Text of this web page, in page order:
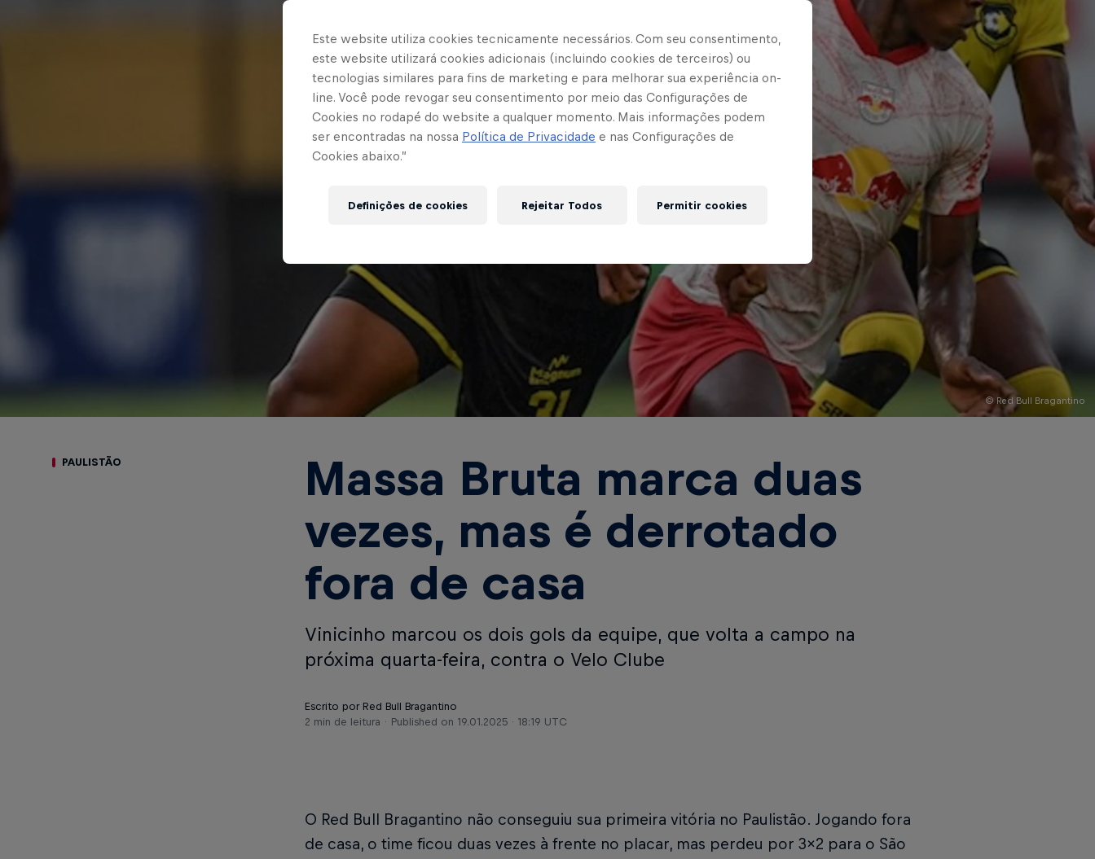
© Red Bull Bragantino
PAULISTÃO
Massa Bruta marca duas
vezes, mas é derrotado
fora de casa
Vinicinho marcou os dois gols da equipe, que volta a campo na
próxima quarta-feira, contra o Velo Clube
Escrito por Red Bull Bragantino
2 min de leitura
Published on 19.01.2025 · 18:19 UTC
O Red Bull Bragantino não conseguiu sua primeira vitória no Paulistão. Jogando fora
de casa, o time ficou duas vezes à frente no placar, mas perdeu por 3x2 para o São
Este website utiliza cookies tecnicamente necessários. Com seu consentimento,
este website utilizará cookies adicionais (incluindo cookies de terceiros) ou
tecnologias similares para fins de marketing e para melhorar sua experiência on-
line. Você pode revogar seu consentimento por meio das Configurações de
Cookies no rodapé do website a qualquer momento. Mais informações podem
ser encontradas na nossa Política de Privacidade e nas Configurações de
Cookies abaixo.”
Definições de cookies Rejeitar Todos Permitir cookies